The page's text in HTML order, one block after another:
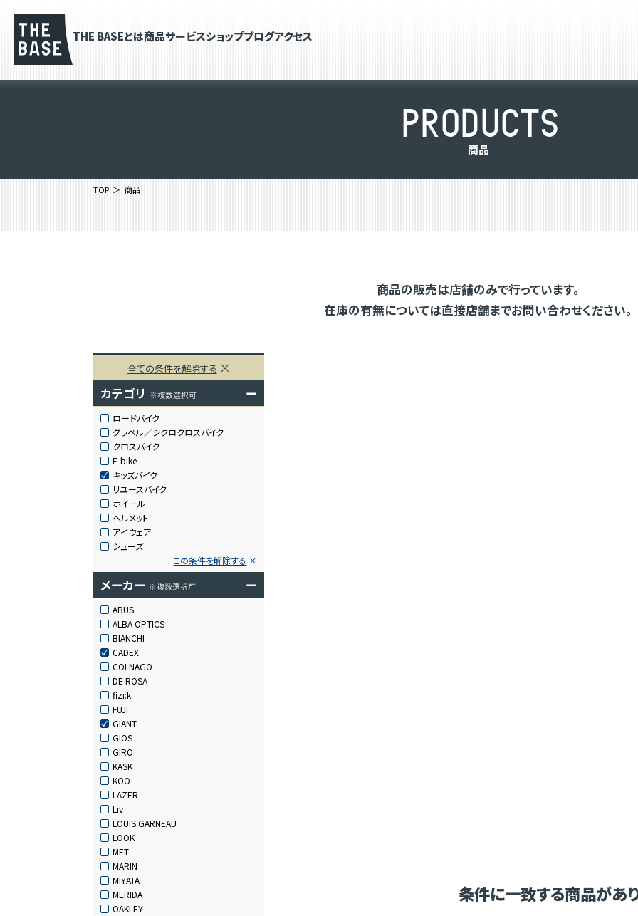
THE BASEとは商品サービスショップブログアクセス
PRODUCTS
商品
TOP 商品
商品の販売は店舗のみで行っています。
在庫の有無については直接店舗までお問い合わせください。
全ての条件を解除する
カテゴリ ※複数選択可 ー
ロードバイク
グラベル／シクロクロスバイク
クロスバイク
E-bike
キッズバイク
リユースバイク
ホイール
ヘルメット
アイウェア
シューズ
この条件を解除する
メーカー ※複数選択可 ー
ABUS
ALBA OPTICS
BIANCHI
CADEX
COLNAGO
DE ROSA
fizi:k
FUJI
GIANT
GIOS
GIRO
KASK
KOO
LAZER
Liv
LOUIS GARNEAU
LOOK
MET
MARIN
MIYATA
MERIDA
OAKLEY
条件に一致する商品があ